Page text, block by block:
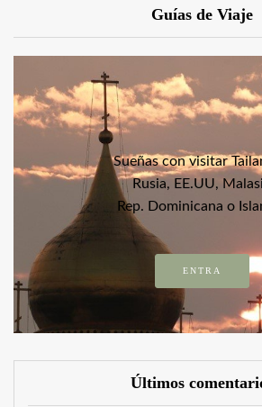
Guías de Viaje
Sueñas con visitar
Rusia, EE.UU,
Rep. Dominicana o
ENTRA
Últimos